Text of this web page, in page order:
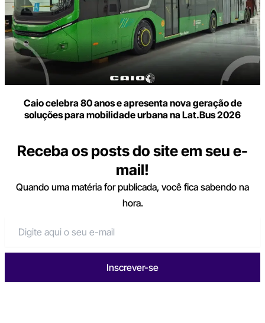
Caio celebra 80 anos e apresenta nova geração de
soluções para mobilidade urbana na Lat.Bus 2026
Receba os posts do site em seu e-
mail!
Quando uma matéria for publicada, você fica sabendo na
hora.
Inscrever-se